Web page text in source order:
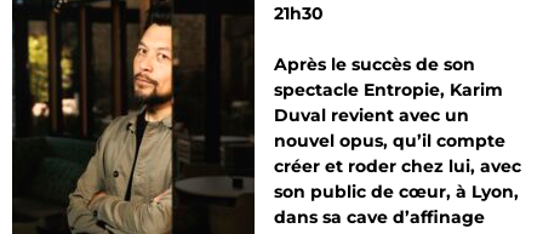
21h30
Après le succès de son
spectacle Entropie, Karim
Duval revient avec un
nouvel opus, qu’il compte
créer et roder chez lui, avec
son public de cœur, à Lyon,
dans sa cave d’affinage